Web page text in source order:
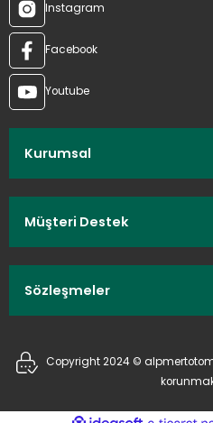
Instagram
Facebook
Youtube
Kurumsal
Müşteri Destek
Sözleşmeler
Copyright 2024 ©